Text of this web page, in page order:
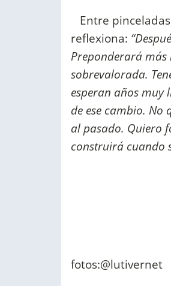
Entre
reflexiona:
Preponderará
sobrevalorada.
esperan años muy
de ese cambio. No
al pasado. Quiero
construirá cuando
fotos:@lutivernet